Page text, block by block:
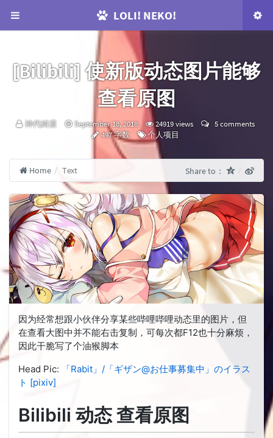
LOLI! NEKO!
[Bilibili] 使新版动态图片能够
查看原图
咕：
神代綺凛
发
September 18, 2018 24919 views
5 comments
497 字数
Categories：
个人项目
Home Text Share to：
因为经常想跟小伙伴分享某些哔哩哔哩动态里的图片，但
在查看大图中并不能右击复制，可每次都F12也十分麻烦，
因此干脆写了个油猴脚本
Head Pic:
「Rabit」/「ギザン@お仕事募集中」のイラス
ト [pixiv]
Bilibili 动态 查看原图